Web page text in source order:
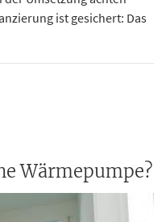
ist gesichert: Das
Wärmepumpe?